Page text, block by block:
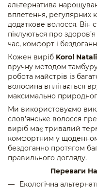
альтернатива
вплетення, регулярних
додаткове волосся. Він
піклуються про
час, комфорт і
Кожен виріб Korol
вручну методом
робота майстрів із
волосина вплітається
максимально
Ми використовуємо
слов’янське волосся
виріб має тривалий
комфортним у
бездоганно протягом
правильного догляду.
Переваги
Екологічна